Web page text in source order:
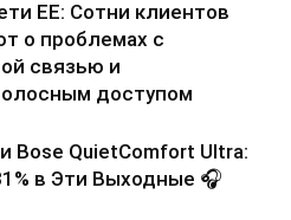
EE: Сотни клиентов
о проблемах с
связью и
доступом
Bose QuietComfort Ultra:
в Эти Выходные 🎧